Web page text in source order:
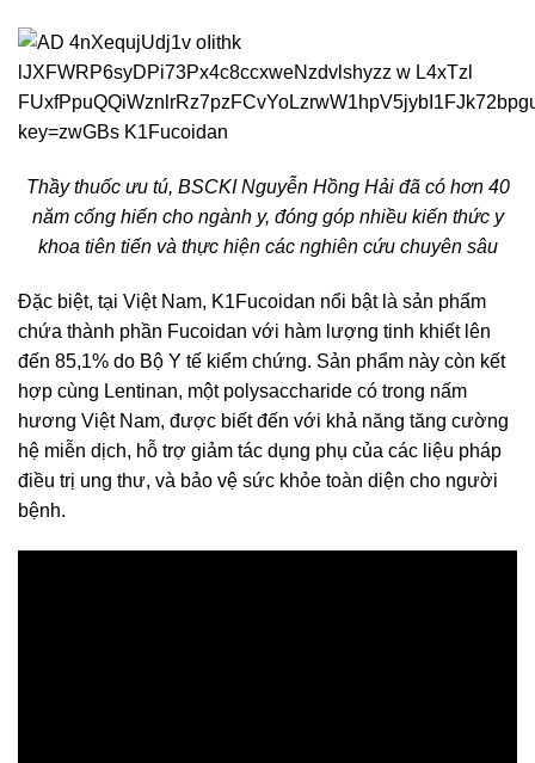
Thầy thuốc ưu tú, BSCKI Nguyễn Hồng Hải đã có hơn 40
năm cống hiến cho ngành y, đóng góp nhiều kiến thức y
khoa tiên tiến và thực hiện các nghiên cứu chuyên sâu
Đặc biệt, tại Việt Nam, K1Fucoidan nổi bật là sản phẩm
chứa thành phần Fucoidan với hàm lượng tinh khiết lên
đến 85,1% do Bộ Y tế kiểm chứng. Sản phẩm này còn kết
hợp cùng Lentinan, một polysaccharide có trong nấm
hương Việt Nam, được biết đến với khả năng tăng cường
hệ miễn dịch, hỗ trợ giảm tác dụng phụ của các liệu pháp
điều trị ung thư, và bảo vệ sức khỏe toàn diện cho người
bệnh.